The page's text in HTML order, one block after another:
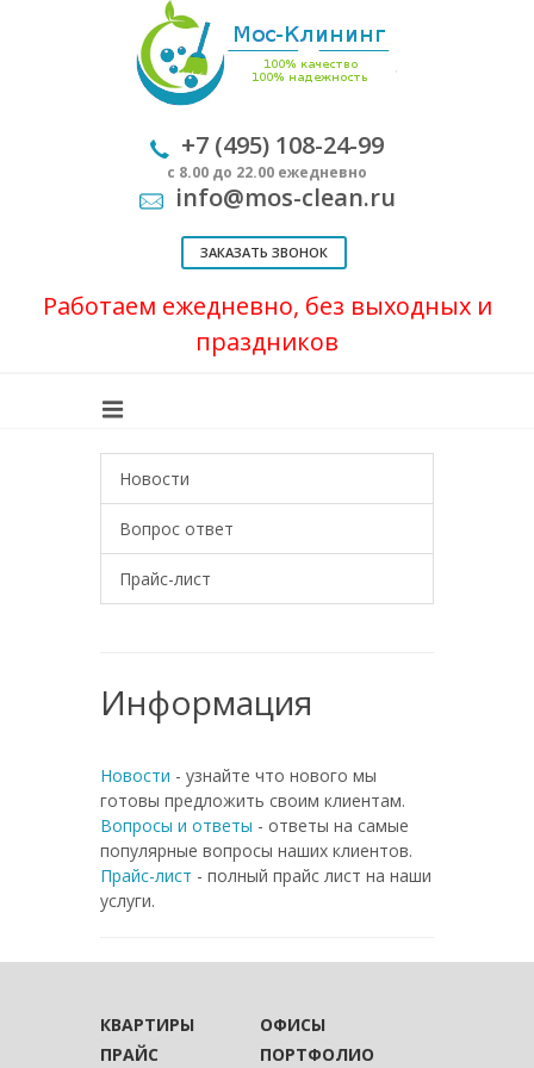
+7 (495) 108-24-99
с 8.00 до 22.00 ежедневно
info@mos-clean.ru
ЗАКАЗАТЬ ЗВОНОК
Работаем ежедневно, без выходных и
праздников
Новости
Вопрос ответ
Прайс-лист
Информация
Новости - узнайте что нового мы
готовы предложить своим клиентам.
Вопросы и ответы - ответы на самые
популярные вопросы наших клиентов.
Прайс-лист - полный прайс лист на наши
услуги.
КВАРТИРЫ
ОФИСЫ
ПРАЙС
ПОРТФОЛИО